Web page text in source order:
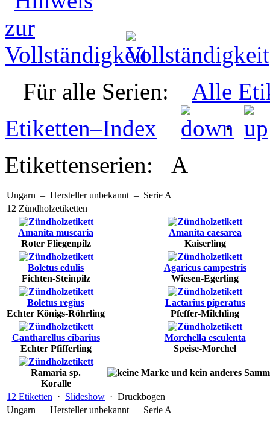
Für alle Serien: Alle
Etiketten–Index
·
Etikettenserien:
A
Ungarn – Hersteller unbekannt – Serie A
12 Zündholzetiketten
Amanita muscaria
Roter Fliegenpilz
Amanita caesarea
Kaiserling
Boletus edulis
Fichten-Steinpilz
Agaricus campestris
Wiesen-Egerling
Boletus regius
Echter Königs-Röhrling
Lactarius piperatus
Pfeffer-Milchling
Cantharellus cibarius
Echter Pfifferling
Morchella esculenta
Speise-Morchel
Ramaria sp.
Koralle
12 Etiketten · Slideshow · Druckbogen
Ungarn – Hersteller unbekannt – Serie A